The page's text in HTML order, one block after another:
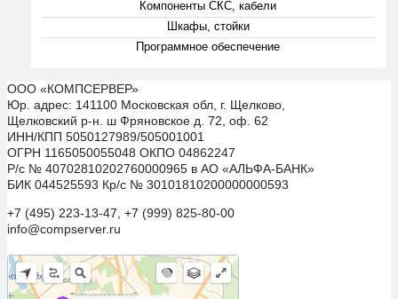
Компоненты СКС, кабели
Шкафы, стойки
Программное обеспечение
ООО «КОМПСЕРВЕР»
Юр. адрес: 141100 Московская обл, г. Щелково,
Щелковский р-н. ш Фряновское д. 72, оф. 62
ИНН/КПП 5050127989/505001001
ОГРН 1165050055048 ОКПО 04862247
Р/с № 40702810202760000965 в АО «АЛЬФА-БАНК»
БИК 044525593 Кр/с № 30101810200000000593
+7 (495) 223-13-47, +7 (999) 825-80-00
info@compserver.ru